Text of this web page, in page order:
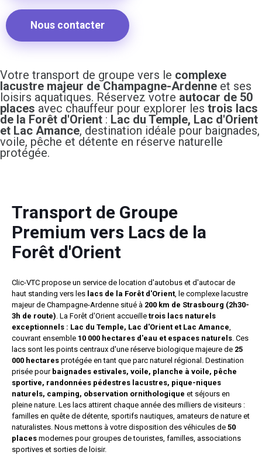
Nous contacter
Votre transport de groupe vers le complexe
lacustre majeur de Champagne-Ardenne et ses
loisirs aquatiques. Réservez votre autocar de 50
places avec chauffeur pour explorer les trois lacs
de la Forêt d'Orient : Lac du Temple, Lac d'Orient
et Lac Amance, destination idéale pour baignades,
voile, pêche et détente en réserve naturelle
protégée.
Transport de Groupe
Premium vers Lacs de la
Forêt d'Orient
Clic-VTC propose un service de location d'autobus et d'autocar de
haut standing vers les lacs de la Forêt d'Orient , le complexe lacustre
majeur de Champagne-Ardenne situé à 200 km de Strasbourg (2h30-
3h de route) . La Forêt d'Orient accueille trois lacs naturels
exceptionnels : Lac du Temple, Lac d'Orient et Lac Amance
couvrant ensemble 10 000 hectares d'eau et espaces naturels . Ces
lacs sont les points centraux d'une réserve biologique majeure de 25
000 hectares protégée en tant que parc naturel régional. Destination
prisée pour baignades estivales, voile, planche à voile, pêche
sportive, randonnées pédestres lacustres, pique-niques
naturels, camping, observation ornithologique et séjours en
pleine nature. Les lacs attirent chaque année des milliers de visiteurs :
familles en quête de détente, sportifs nautiques, amateurs de nature et
naturalistes. Nous mettons à votre disposition des véhicules de 50
places modernes pour groupes de touristes, familles, associations
sportives et sorties de loisir.